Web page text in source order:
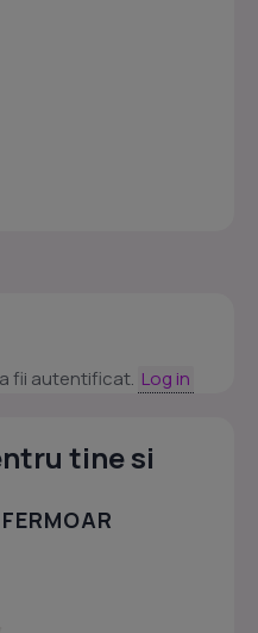
fii autentificat. Log in
tine si